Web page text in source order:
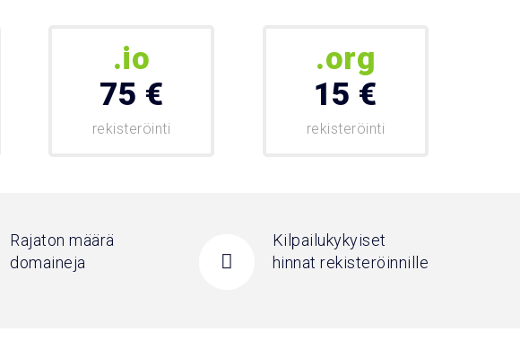
.io
75 €
rekisteröinti
.org
15 €
rekisteröinti
Rajaton määrä
domaineja
Kilpailukykyiset
hinnat rekisteröinnille